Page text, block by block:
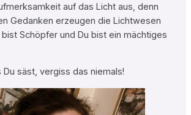
auf das Licht aus, denn
Gedanken erzeugen die Lichtwesen
bist Schöpfer und Du bist ein mächtiges
säst, vergiss das niemals!